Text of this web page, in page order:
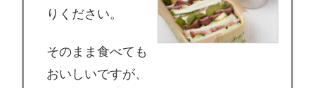
りください。
そのまま食べても
おいしいですが、